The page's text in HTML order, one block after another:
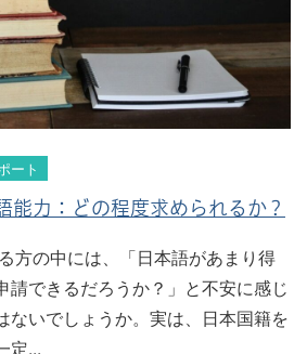
ート
能力：どの程度求められるか？
方の中には、「日本語があまり得
請できるだろうか？」と不安に感じ
ないでしょうか。実は、日本国籍を
定...